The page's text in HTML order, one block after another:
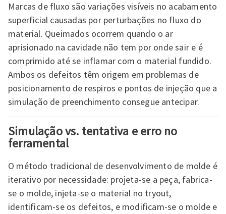
Marcas de fluxo são variações visíveis no acabamento
superficial causadas por perturbações no fluxo do
material. Queimados ocorrem quando o ar
aprisionado na cavidade não tem por onde sair e é
comprimido até se inflamar com o material fundido.
Ambos os defeitos têm origem em problemas de
posicionamento de respiros e pontos de injeção que a
simulação de preenchimento consegue antecipar.
Simulação vs. tentativa e erro no
ferramental
O método tradicional de desenvolvimento de molde é
iterativo por necessidade: projeta-se a peça, fabrica-
se o molde, injeta-se o material no tryout,
identificam-se os defeitos, e modificam-se o molde e